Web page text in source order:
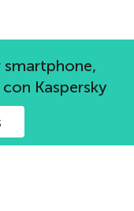
Kaspersky
Kaspersky